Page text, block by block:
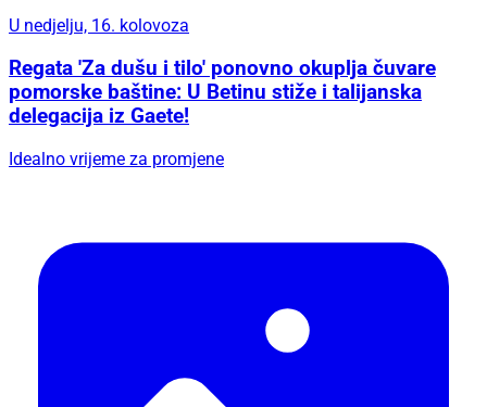
U nedjelju, 16. kolovoza
Regata 'Za dušu i tilo' ponovno okuplja čuvare
pomorske baštine: U Betinu stiže i talijanska
delegacija iz Gaete!
Idealno vrijeme za promjene